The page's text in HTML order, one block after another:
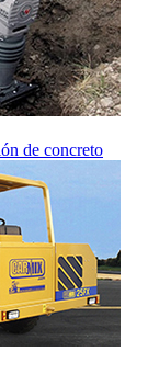
de concreto